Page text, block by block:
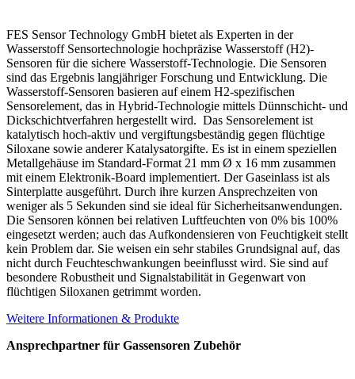
FES Sensor Technology GmbH bietet als Experten in der
Wasserstoff Sensortechnologie hochpräzise Wasserstoff (H2)-
Sensoren für die sichere Wasserstoff-Technologie. Die Sensoren
sind das Ergebnis langjähriger Forschung und Entwicklung. Die
Wasserstoff-Sensoren basieren auf einem H2-spezifischen
Sensorelement, das in Hybrid-Technologie mittels Dünnschicht- und
Dickschichtverfahren hergestellt wird. Das Sensorelement ist
katalytisch hoch-aktiv und vergiftungsbeständig gegen flüchtige
Siloxane sowie anderer Katalysatorgifte. Es ist in einem speziellen
Metallgehäuse im Standard-Format 21 mm Ø x 16 mm zusammen
mit einem Elektronik-Board implementiert. Der Gaseinlass ist als
Sinterplatte ausgeführt. Durch ihre kurzen Ansprechzeiten von
weniger als 5 Sekunden sind sie ideal für Sicherheitsanwendungen.
Die Sensoren können bei relativen Luftfeuchten von 0% bis 100%
eingesetzt werden; auch das Aufkondensieren von Feuchtigkeit stellt
kein Problem dar. Sie weisen ein sehr stabiles Grundsignal auf, das
nicht durch Feuchteschwankungen beeinflusst wird. Sie sind auf
besondere Robustheit und Signalstabilität in Gegenwart von
flüchtigen Siloxanen getrimmt worden.
Weitere Informationen & Produkte
Ansprechpartner für Gassensoren Zubehör